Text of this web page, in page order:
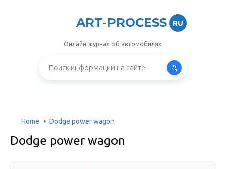
ART-PROCESS RU
Онлайн-журнал об автомобилях
Home Dodge power wagon
Dodge power wagon